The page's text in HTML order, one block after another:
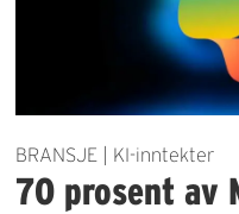
BRANSJE | KI-inntekter
70 prosent av